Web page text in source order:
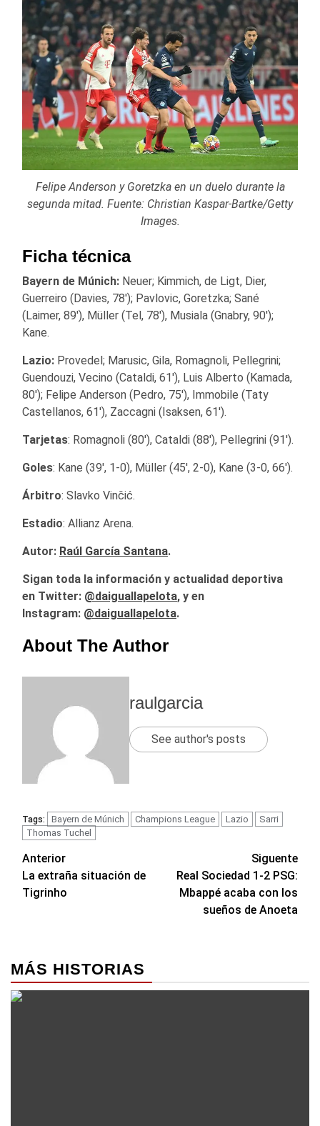
Felipe Anderson y Goretzka en un duelo durante la
segunda mitad. Fuente: Christian Kaspar-Bartke/Getty
Images.
Ficha técnica
Bayern de Múnich: Neuer; Kimmich, de Ligt, Dier,
Guerreiro (Davies, 78′); Pavlovic, Goretzka; Sané
(Laimer, 89′), Müller (Tel, 78′), Musiala (Gnabry, 90′);
Kane.
Lazio: Provedel; Marusic, Gila, Romagnoli, Pellegrini;
Guendouzi, Vecino (Cataldi, 61′), Luis Alberto (Kamada,
80′); Felipe Anderson (Pedro, 75′), Immobile (Taty
Castellanos, 61′), Zaccagni (Isaksen, 61′).
Tarjetas: Romagnoli (80′), Cataldi (88′), Pellegrini (91′).
Goles: Kane (39′, 1-0), Müller (45′, 2-0), Kane (3-0, 66′).
Árbitro: Slavko Vinčić.
Estadio: Allianz Arena.
Autor: Raúl García Santana.
Sigan toda la información y actualidad deportiva
en Twitter: @daiguallapelota, y en
Instagram: @daiguallapelota.
About The Author
raulgarcia
See author's posts
Tags: Bayern de Múnich Champions League Lazio
Sarri
Thomas Tuchel
Navegación
de
Anterior
La extraña situación de
Tigrinho
Siguente
Real Sociedad 1-2 PSG:
Mbappé acaba con los
sueños de Anoeta
MÁS HISTORIAS